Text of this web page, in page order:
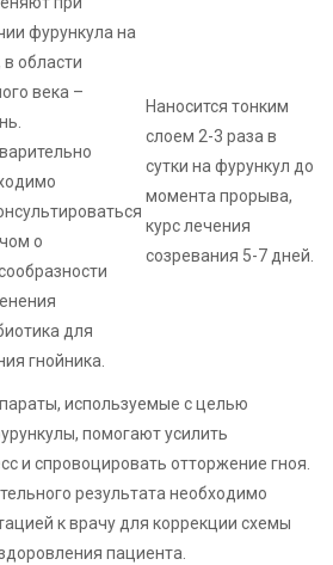
фурункула на
в области
века –
о
для
гнойника.
Наносится тонким
слоем 2-3 раза в
сутки на фурункул до
момента прорыва,
курс лечения
созревания 5-7 дней.
используемые с целью
помогают усилить
и спровоцировать отторжение гноя.
результата необходимо
к врачу для коррекции схемы
пациента.